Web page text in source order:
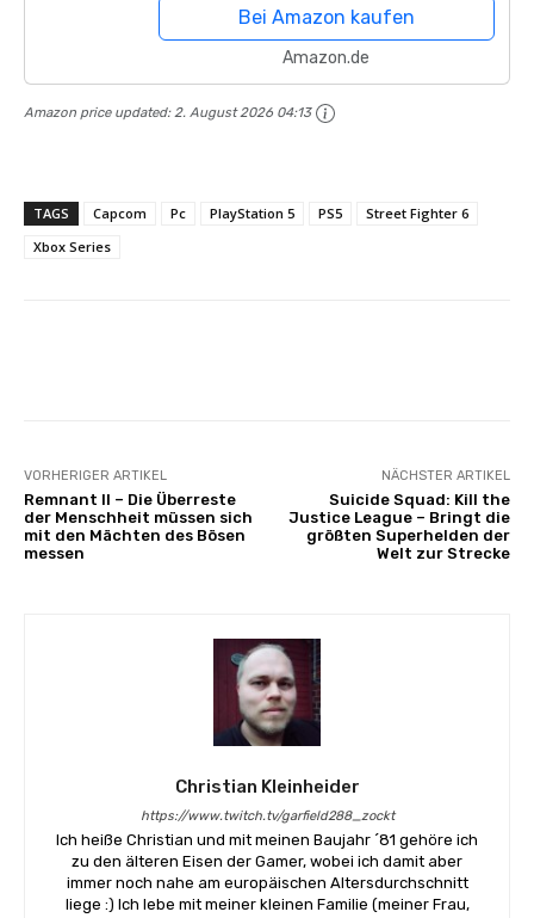
Bei Amazon kaufen
Amazon.de
Amazon price updated:2. August 2026 04:13
TAGS Capcom Pc PlayStation 5 PS5
Street Fighter 6
Xbox Series
VORHERIGER ARTIKEL
Remnant II – Die Überreste
der Menschheit müssen sich
mit den Mächten des Bösen
messen
NÄCHSTER ARTIKEL
Suicide Squad: Kill the
Justice League – Bringt die
größten Superhelden der
Welt zur Strecke
Christian Kleinheider
https://www.twitch.tv/garfield288_zockt
Ich heiße Christian und mit meinen Baujahr ´81 gehöre ich
zu den älteren Eisen der Gamer, wobei ich damit aber
immer noch nahe am europäischen Altersdurchschnitt
liege :) Ich lebe mit meiner kleinen Familie (meiner Frau,